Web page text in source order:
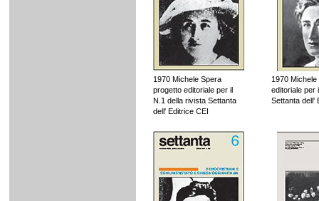
1970 Michele Spera
progetto editoriale per il
N.1 della rivista Settanta
dell' Editrice CEI
1970
editoriale per
Settanta dell'